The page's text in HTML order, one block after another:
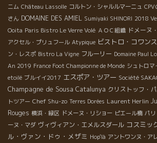
ニム Château Lassolle コルトン・シャルルマーニュ CPV
さん DOMAINE DES AMIEL Sumiyaki SHINORI 2018
Ooita Paris Bistro Le Verre Volé ＡＯＣ組織 ドメーヌ
アクセル・プリュフール Atypique ビストロ・コワン
ン・レスポ Bistro La Vigne フルーリー Domaine Paul
An 2019 France Foot Championne de Monde シュトロマ
etoilé ブルイイ2017 エスポア・ツアー Société
Champagne de Sousa Catalunya クリストッフ・
トツアー Chef Shu-zo Terres Dorées Laurent Herlin
Rouges 横浜・緑区 ドメーヌ・リショー ピエール橋 パ
ーヌ・マダ ヴィヴィアン・エメルスダール コスミッ
ル・ヴァン・ドゥ・メザミ Hop'là アントワンヌ・ア